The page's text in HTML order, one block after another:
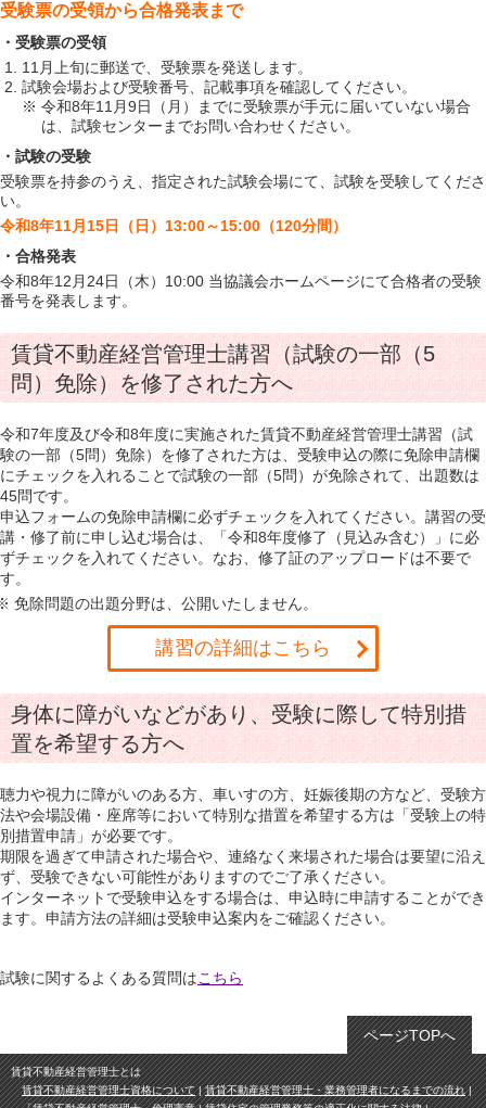
受験票の受領から合格発表まで
・受験票の受領
11月上旬に郵送で、受験票を発送します。
試験会場および受験番号、記載事項を確認してください。
令和8年11月9日（月）までに受験票が手元に届いていない場合
は、試験センターまでお問い合わせください。
・試験の受験
受験票を持参のうえ、指定された試験会場にて、試験を受験してくださ
い。
令和8年11月15日（日）13:00～15:00（120分間）
・合格発表
令和8年12月24日（木）10:00 当協議会ホームページにて合格者の受験
番号を発表します。
賃貸不動産経営管理士講習（試験の一部（5
問）免除）を修了された方へ
令和7年度及び令和8年度に実施された賃貸不動産経営管理士講習（試
験の一部（5問）免除）を修了された方は、受験申込の際に免除申請欄
にチェックを入れることで試験の一部（5問）が免除されて、出題数は
45問です。
申込フォームの免除申請欄に必ずチェックを入れてください。講習の受
講・修了前に申し込む場合は、「令和8年度修了（見込み含む）」に必
ずチェックを入れてください。なお、修了証のアップロードは不要で
す。
免除問題の出題分野は、公開いたしません。
講習の詳細はこちら
身体に障がいなどがあり、受験に際して特別措
置を希望する方へ
聴力や視力に障がいのある方、車いすの方、妊娠後期の方など、受験方
法や会場設備・座席等において特別な措置を希望する方は「受験上の特
別措置申請」が必要です。
期限を過ぎて申請された場合や、連絡なく来場された場合は要望に沿え
ず、受験できない可能性がありますのでご了承ください。
インターネットで受験申込をする場合は、申込時に申請することができ
ます。申請方法の詳細は受験申込案内をご確認ください。
試験に関するよくある質問はこちら
ページTOPへ
賃貸不動産経営管理士とは
賃貸不動産経営管理士資格について
賃貸不動産経営管理士・業務管理者になるまでの流れ